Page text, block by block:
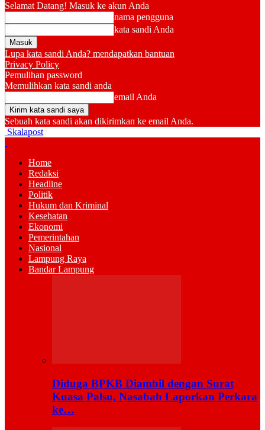
Selamat Datang! Masuk ke akun Anda
nama pengguna
kata sandi Anda
Lupa kata sandi Anda? mendapatkan bantuan
Privacy Policy
Pemulihan password
Memulihkan kata sandi anda
email Anda
Sebuah kata sandi akan dikirimkan ke email Anda.
Skalapost
Home
Redaksi
Headline
Politik
Hukum dan Kriminal
Kesehatan
Ekonomi
Pemerintahan
Nasional
Lampung Raya
Bandar Lampung
Diduga BPKB Diambil dengan Surat
Kuasa Palsu, Nasabah Laporkan Perkara
ke…